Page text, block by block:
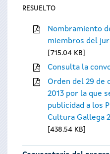
RESUELTO
Nombramiento
miembros del
715.04 KB
Consulta la
Orden del 29 de
2013 por la que
publicidad a los
Cultura Gallega
438.54 KB